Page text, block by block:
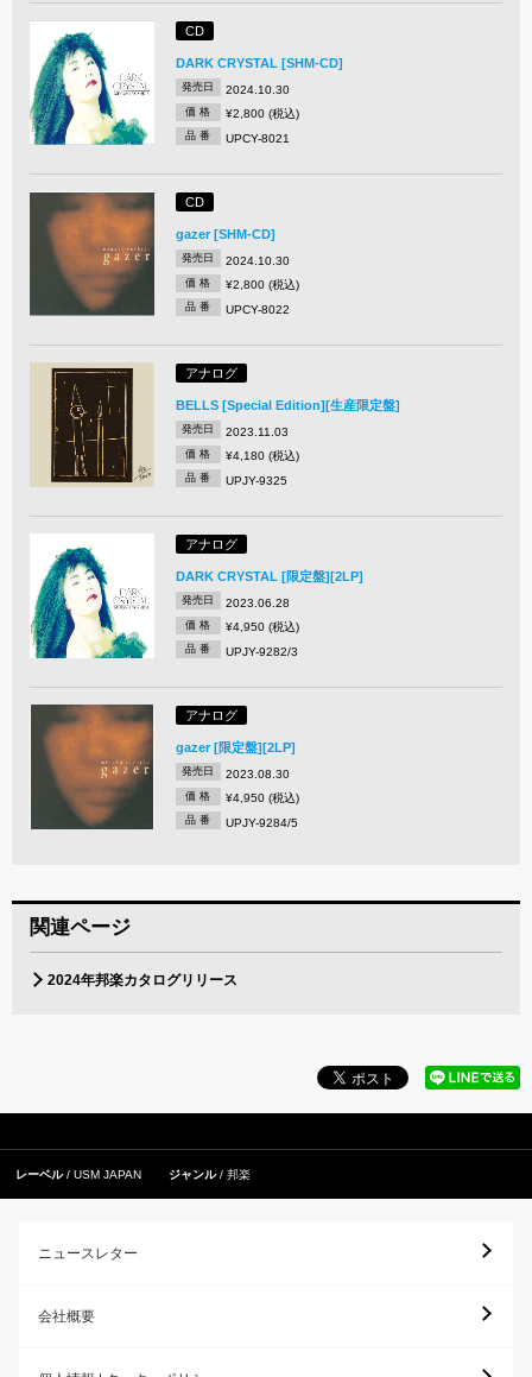
CD
DARK CRYSTAL [SHM-CD]
発売日 2024.10.30
価 格 ¥2,800 (税込)
品 番 UPCY-8021
CD
gazer [SHM-CD]
発売日 2024.10.30
価 格 ¥2,800 (税込)
品 番 UPCY-8022
アナログ
BELLS [Special Edition][生産限定盤]
発売日 2023.11.03
価 格 ¥4,180 (税込)
品 番 UPJY-9325
アナログ
DARK CRYSTAL [限定盤][2LP]
発売日 2023.06.28
価 格 ¥4,950 (税込)
品 番 UPJY-9282/3
アナログ
gazer [限定盤][2LP]
発売日 2023.08.30
価 格 ¥4,950 (税込)
品 番 UPJY-9284/5
関連ページ
2024年邦楽カタログリリース
レーベル USM JAPAN ジャンル 邦楽
ニュースレター
会社概要